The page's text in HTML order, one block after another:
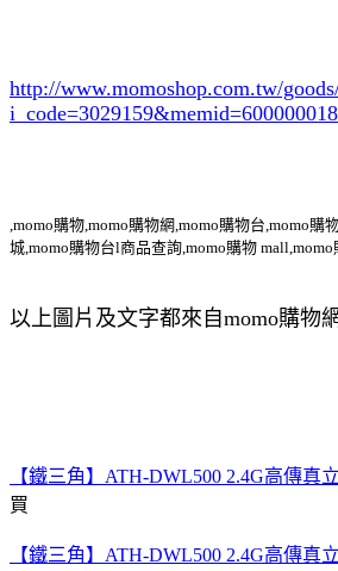
http://www.momoshop.com.tw/
i_code=3029159
,momo購物,momo購物網,momo購物台,momo購
城,momo購物台l商品查詢,momo購物
以上圖片及文字都來自momo購物
【鐵三角】ATH-DWL500 2.4G高傳真
買
【鐵三角】ATH-DWL500 2.4G高傳真